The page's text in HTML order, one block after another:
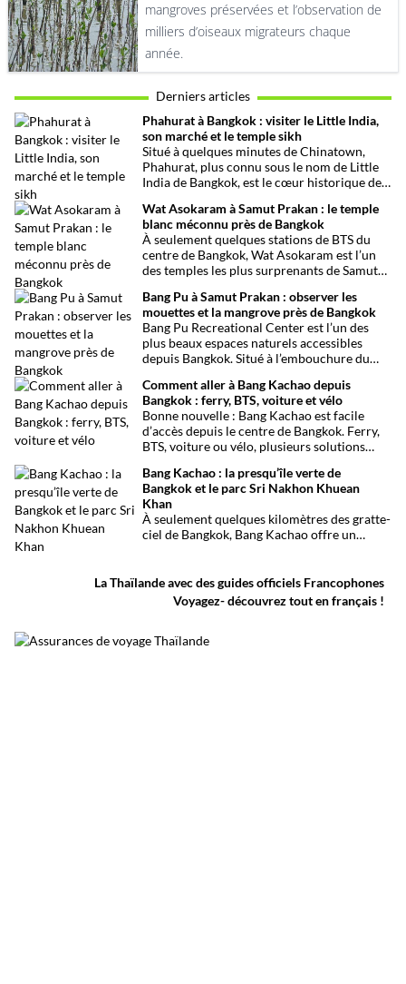
mangroves préservées et l’observation de
milliers d’oiseaux migrateurs chaque
année.
Derniers articles
Phahurat à Bangkok : visiter le Little India,
son marché et le temple sikh
Situé à quelques minutes de Chinatown,
Phahurat, plus connu sous le nom de Little
India de Bangkok, est le cœur historique de
capitale thaïlandaise. Entre son célèbre
marché aux tissus, ses restaurants
traditionnels, ses épiceries et son
impressionnant temple sikh, ce quartier
offre une immersion dépaysante au cœur de
Bangkok.
Wat Asokaram à Samut Prakan : le temple
blanc méconnu près de Bangkok
À seulement quelques stations de BTS du
centre de Bangkok, Wat Asokaram est l’un
des temples les plus surprenants de Samut
de l’architecture birmane, son atmosphère
paisible et son importance dans la pratique
de la méditation, il offre une excursion
originale loin des circuits touristiques
habituels.
Bang Pu à Samut Prakan : observer les
mouettes et la mangrove près de Bangkok
Bang Pu Recreational Center est l’un des
plus beaux espaces naturels accessibles
depuis Bangkok. Situé à l’embouchure du
ouvert sur le golfe de Thaïlande, des
mangroves préservées et l’observation de
milliers d’oiseaux migrateurs chaque année.
Comment aller à Bang Kachao depuis
Bangkok : ferry, BTS, voiture et vélo
Bonne nouvelle : Bang Kachao est facile
d’accès depuis le centre de Bangkok. Ferry,
BTS, voiture ou vélo, plusieurs solutions
oasis de verdure.
Bang Kachao : la presqu’île verte de
Bangkok et le parc Sri Nakhon Khuean
Khan
À seulement quelques kilomètres des gratte-
ciel de Bangkok, Bang Kachao offre un
temples et marché flottant, cette vaste
presqu’île protégée constitue l’une des plus
belles escapades nature autour de Bangkok.
permet de découvrir une Thaïlande plus
La Thaïlande avec des guides officiels Francophones
Voyagez- découvrez tout en français !